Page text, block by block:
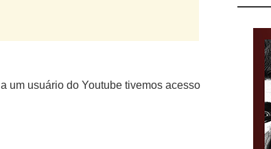
um usuário do Youtube tivemos acesso